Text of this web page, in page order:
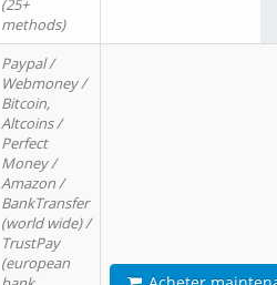
(25+
methods)
Paypal /
Webmoney /
Bitcoin,
Altcoins /
Perfect
Money /
Amazon /
BankTransfer
(world wide) /
TrustPay
(european